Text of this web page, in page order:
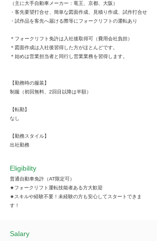
（主に大手自動車メーカー：竜王、京都、大阪）
・客先要望打合せ、簡単な図面作成、見積り作成、試作打合せ
・試作品を客先へ届ける際等にフォークリフトの運転あり
＊フォークリフト免許は入社後取得可（費用会社負担）
＊図面作成は入社後習得した方がほとんどです。
＊始めは営業担当者と同行し営業業務を習得します。
【勤務時の服装】
制服（初回無料、2回目以降は半額）
【転勤】
なし
【勤務スタイル】
出社勤務
Eligibility
普通自動車免許（AT限定可）
★フォークリフト運転技能者ある方大歓迎
★スキルや経験不要！未経験の方も安心してスタートできま
す！
​Salary